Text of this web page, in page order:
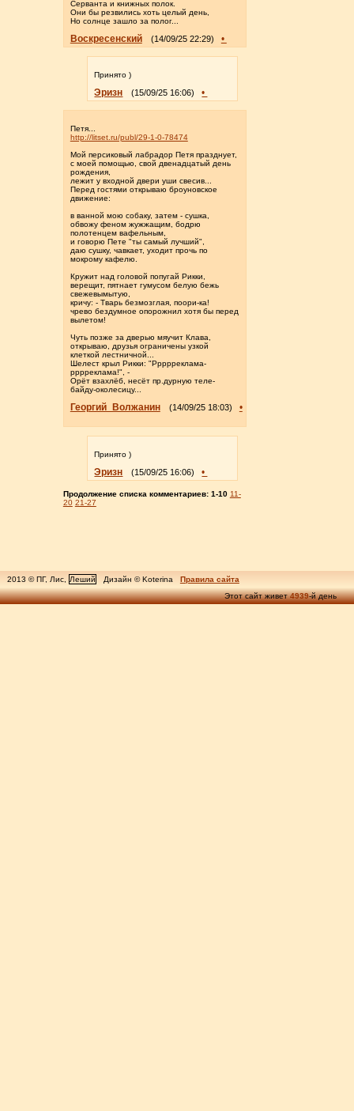
Серванта и книжных полок.
Они бы резвились хоть целый день,
Но солнце зашло за полог...
Воскресенский (14/09/25 22:29) •
Принято )
Эризн (15/09/25 16:06) •
Петя...
http://litset.ru/publ/29-1-0-78474
Мой персиковый лабрадор Петя празднует,
с моей помощью, свой двенадцатый день
рождения,
лежит у входной двери уши свесив...
Перед гостями открываю броуновское
движение:
в ванной мою собаку, затем - сушка,
обвожу феном жужжащим, бодрю
полотенцем вафельным,
и говорю Пете "ты самый лучший",
даю сушку, чавкает, уходит прочь по
мокрому кафелю.
Кружит над головой попугай Рикки,
верещит, пятнает гумусом белую бежь
свежевымытую,
кричу: - Тварь безмозглая, поори-ка!
чрево бездумное опорожнил хотя бы перед
вылетом!
Чуть позже за дверью мяучит Клава,
открываю, друзья ограничены узкой
клеткой лестничной...
Шелест крыл Рикки: "Ррррреклама-
рррреклама!", -
Орёт взахлёб, несёт пр.дурную теле-
байду-околесицу...
Георгий_Волжанин (14/09/25 18:03) •
Принято )
Эризн (15/09/25 16:06) •
Продолжение списка комментариев: 1-10 11-
20 21-27
2013 © ПГ, Лис, Леший Дизайн © Koterina
Правила сайта
Этот сайт живет4939-й день